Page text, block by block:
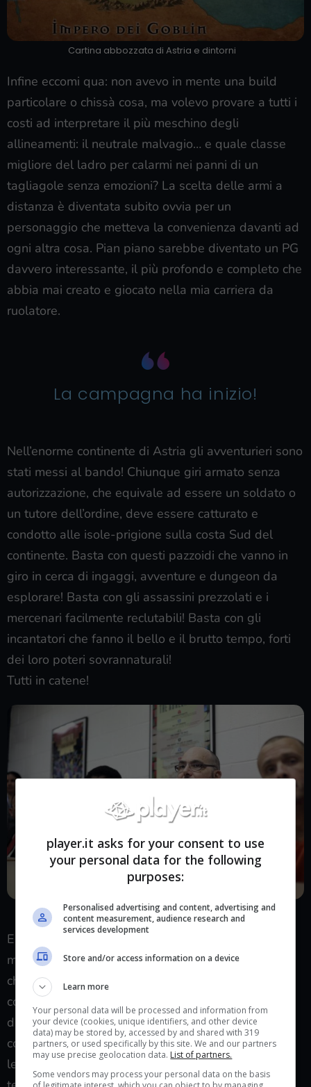
Cartina abbozzata di Astria e dintorni
Infine eccomi qua: non avevo in mente una build
particolare o chissà cosa, ma volevo provare a tutti i
costi ad interpretare il più meschino degli
allineamenti: il neutrale malvagio… e quale classe
migliore del ladro per calarmi nei panni di un
tagliagole senza emozioni? La scelta delle armi a
distanza è diventata subito ovvia per un
personaggio che metteva la convenienza davanti ad
ogni altra cosa. Pian piano sarebbe diventato un PG
davvero interessante, il più profondo e completo che
abbia mai creato e giocato nella mia carriera da
ruolatore.
La campagna ha inizio!
Nell’enorme continente di Astria gli avventurieri sono
stati messi al bando! Chiunque giri armato senza
autorizzazione, che equivale ad essere un soldato o
un tutore dell’ordine, deve essere catturato e
condotto alle isole-prigione sulla costa Sud del
continente. Basta con questi pazzoidi che vanno in
giro in cerca di ingaggi, avventure e dungeon da
esplorare! Basta con gli assassini prezzolati e i
mercenari facilmente reclutabili! Basta con gli
incantatori che fanno il bello e il brutto tempo, forti
dei loro poteri sovrannaturali!
Tutti in catene!
quando il party inizia così, non è un buon segno
E noi ci troviamo lì, a marcire nelle celle da mesi e
mesi, per l’editto di Re Goros: un pallone gonfiato
che ha instaurato un regno legale-buono nel
continente, estirpando tutte le creature malvagie
dalla terra. Addio goblin, coboldi, orchi, gnoll e
compagnia bella. I più fortunati erano in celle come
le nostre, gli altri morti. Quella che sembrava una
player.it asks for your consent to use
your personal data for the following
purposes:
Personalised advertising and content, advertising and
content measurement, audience research and
services development
Store and/or access information on a device
Learn more
Your personal data will be processed and information from
your device (cookies, unique identifiers, and other device
data) may be stored by, accessed by and shared with 319
partners, or used specifically by this site. We and our partners
may use precise geolocation data. List of partners.
Some vendors may process your personal data on the basis